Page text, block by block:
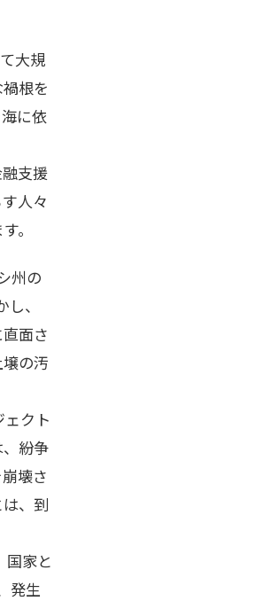
大規
根を
に依
支援
人々
。
州の
、
面さ
の汚
クト
紛争
壊さ
、到
国家と
発生